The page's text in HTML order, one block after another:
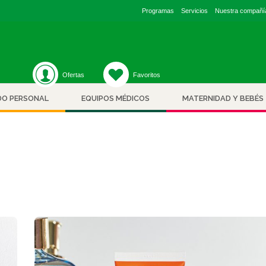
content/plugins/unyson/framework/helpers/general.phpon
Programas Servicios Nuestra
Ofertas Favoritos
PERSONAL EQUIPOS MÉDICOS MATERNIDAD Y BEBÉS